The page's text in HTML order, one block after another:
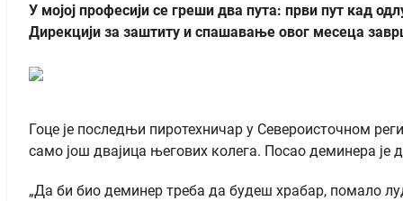
У мојој професији се греши два путa: први пут кад
Дирекцији за заштиту и спашавање овог месеца
Гоце је последњи пиротехничар у Североисточном
само још двајица његових колега. Посао деминера је
„Да би био деминер треба да будеш храбар, помало